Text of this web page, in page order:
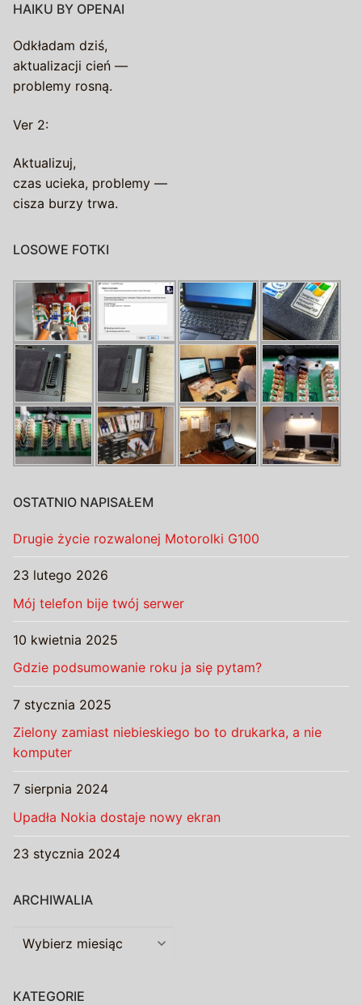
HAIKU BY OPENAI
Odkładam dziś,
aktualizacji cień —
problemy rosną.
Ver 2:
Aktualizuj,
czas ucieka, problemy —
cisza burzy trwa.
LOSOWE FOTKI
OSTATNIO NAPISAŁEM
Drugie życie rozwalonej Motorolki G100
23 lutego 2026
Mój telefon bije twój serwer
10 kwietnia 2025
Gdzie podsumowanie roku ja się pytam?
7 stycznia 2025
Zielony zamiast niebieskiego bo to drukarka, a nie
komputer
7 sierpnia 2024
Upadła Nokia dostaje nowy ekran
23 stycznia 2024
ARCHIWALIA
Archiwalia
KATEGORIE